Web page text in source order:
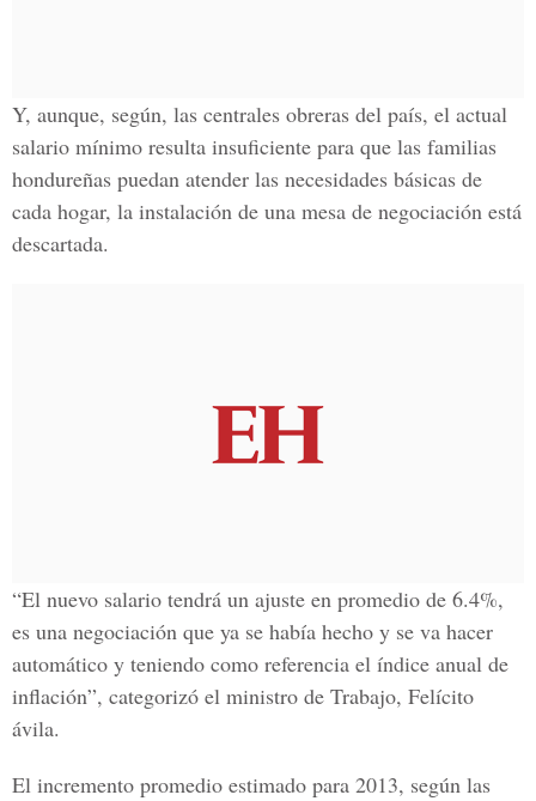
Y, aunque, según, las centrales obreras del país, el actual
salario mínimo resulta insuficiente para que las familias
hondureñas puedan atender las necesidades básicas de
cada hogar, la instalación de una mesa de negociación está
descartada.
“El nuevo salario tendrá un ajuste en promedio de 6.4%,
es una negociación que ya se había hecho y se va hacer
automático y teniendo como referencia el índice anual de
inflación”, categorizó el ministro de Trabajo, Felícito
ávila.
El incremento promedio estimado para 2013, según las